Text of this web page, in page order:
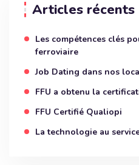
Articles récents
Les compétences clés
ferroviaire
Job Dating dans nos
FFU a obtenu la
FFU Certifié Qualiopi
La technologie au